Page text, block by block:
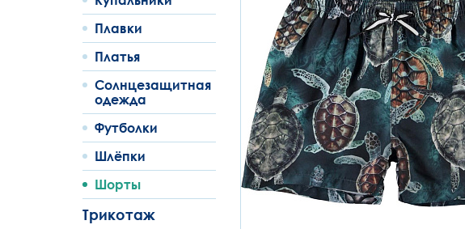
Плавки
Платья
Солнцезащитная
одежда
Футболки
Шлёпки
Шорты
Трикотаж